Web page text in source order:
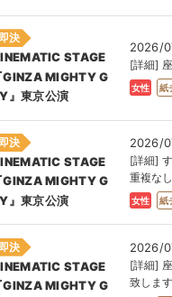
決
STAGE
GINZA MIGHTY G
』東京公演
2026/
[詳細]
女性 紙
決
STAGE
GINZA MIGHTY G
』東京公演
2026/
[詳細]
重複な
女性 紙
即決
STAGE
GINZA MIGHTY G
2026/
[詳細]
致しま